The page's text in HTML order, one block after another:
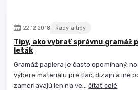
22 12 2018 Rady a tipy
Tipy, ako vybrať správnu gramáž
leták
Gramáž papiera je často opomínaný,
výbere materiálu pre tlač, dizajn a iné
zameriavajú len na ve...čítať celé